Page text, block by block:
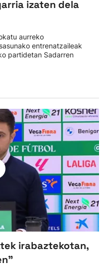
izaten dela
aurreko
entrenatzaileak
partidetan Sadarren
irabaztekotan,